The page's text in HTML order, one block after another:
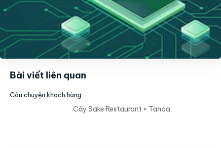
Bài viết liên quan
Câu chuyện khách hàng
Cây Sake Restaurant × Tanca